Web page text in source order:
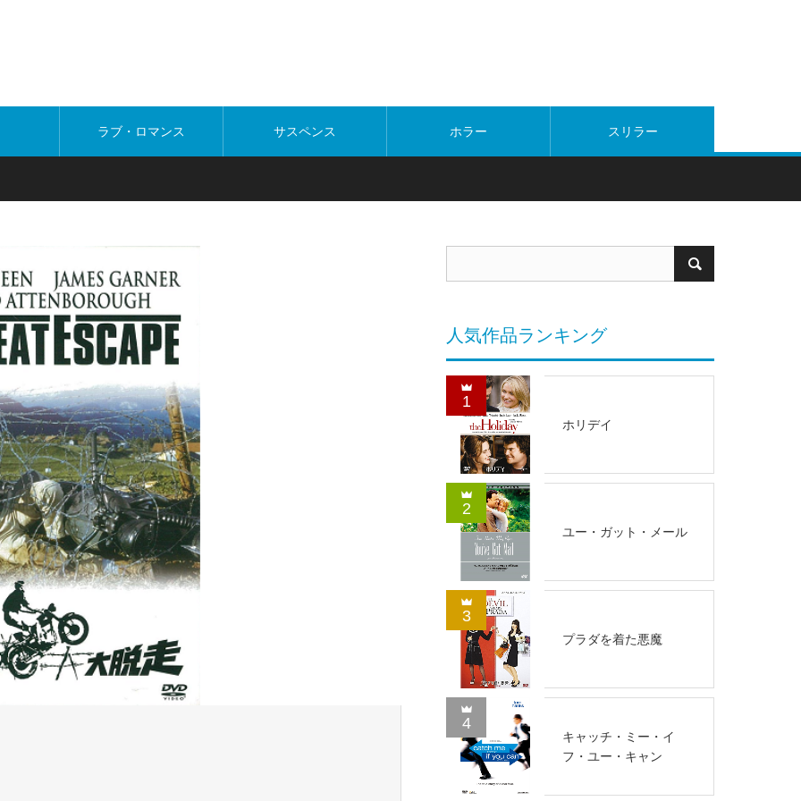
ラブ・ロマンス サスペンス ホラー スリラー
人気作品ランキング
1
ホリデイ
2
ユー・ガット・メール
3
プラダを着た悪魔
4
キャッチ・ミー・イ
フ・ユー・キャン